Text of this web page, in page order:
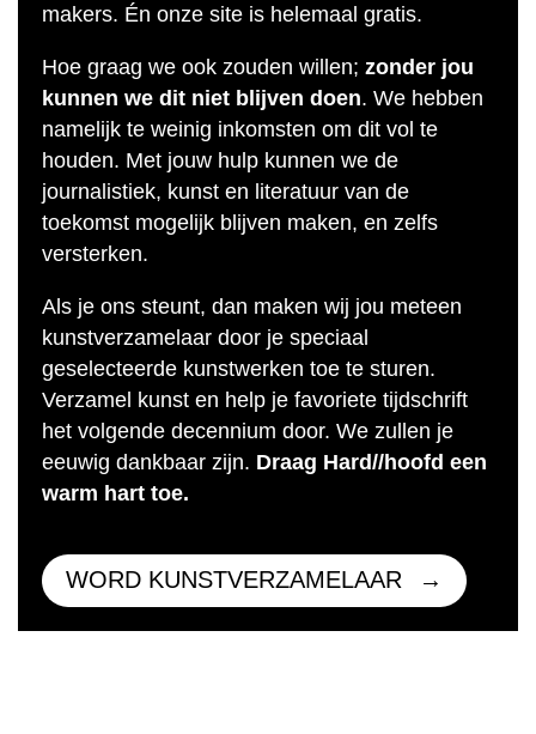
makers. Én onze site is helemaal gratis.
Hoe graag we ook zouden willen; zonder jou
kunnen we dit niet blijven doen. We hebben
namelijk te weinig inkomsten om dit vol te
houden. Met jouw hulp kunnen we de
journalistiek, kunst en literatuur van de
toekomst mogelijk blijven maken, en zelfs
versterken.
Als je ons steunt, dan maken wij jou meteen
kunstverzamelaar door je speciaal
geselecteerde kunstwerken toe te sturen.
Verzamel kunst en help je favoriete tijdschrift
het volgende decennium door. We zullen je
eeuwig dankbaar zijn. Draag Hard//hoofd een
warm hart toe.
WORD KUNSTVERZAMELAAR